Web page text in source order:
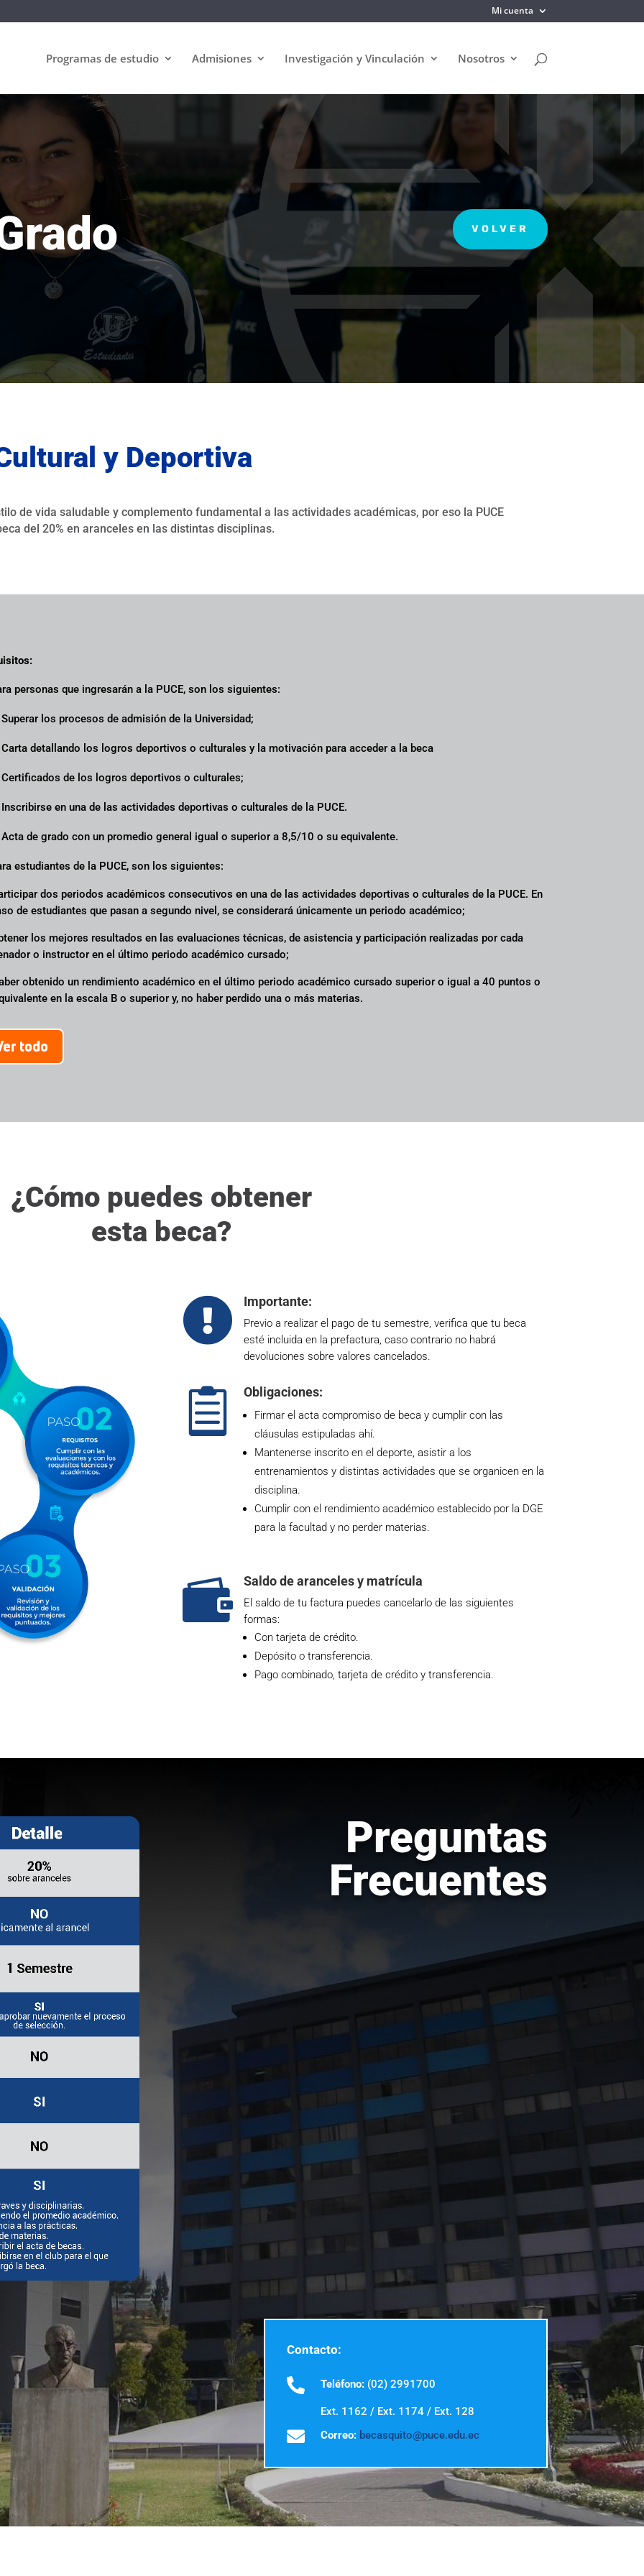
Mi cuenta
Programas de estudio Admisiones Investigación y Vinculación Nosotros
VOLVER
y Deportiva
de vida saludable y complemento fundamental a las actividades académicas, por eso la PUCE
del 20% en aranceles en las distintas disciplinas.
personas que ingresarán a la PUCE, son los siguientes:
los procesos de admisión de la Universidad;
detallando los logros deportivos o culturales y la motivación para acceder a la beca
de los logros deportivos o culturales;
en una de las actividades deportivas o culturales de la PUCE.
de grado con un promedio general igual o superior a 8,5/10 o su equivalente.
estudiantes de la PUCE, son los siguientes:
dos periodos académicos consecutivos en una de las actividades deportivas o culturales de la PUCE. En
de estudiantes que pasan a segundo nivel, se considerará únicamente un periodo académico;
los mejores resultados en las evaluaciones técnicas, de asistencia y participación realizadas por cada
o instructor en el último periodo académico cursado;
obtenido un rendimiento académico en el último periodo académico cursado superior o igual a 40 puntos o
en la escala B o superior y, no haber perdido una o más materias.
todo
¿Cómo puedes obtener
esta beca?
 Importante:
Previo a realizar el pago de tu semestre, verifica que tu beca
esté incluida en la prefactura, caso contrario no habrá
devoluciones sobre valores cancelados.
 Obligaciones:
Firmar el acta compromiso de beca y cumplir con las
cláusulas estipuladas ahí.
Mantenerse inscrito en el deporte, asistir a los
entrenamientos y distintas actividades que se organicen en la
disciplina.
Cumplir con el rendimiento académico establecido por la DGE
para la facultad y no perder materias.
 Saldo de aranceles y matrícula
El saldo de tu factura puedes cancelarlo de las siguientes
formas:
Con tarjeta de crédito.
Depósito o transferencia.
Pago combinado, tarjeta de crédito y transferencia.
Preguntas
Frecuentes
Contacto:
 Teléfono: (02) 2991700
Ext. 1162 / Ext. 1174 / Ext. 128
 Correo: becasquito@puce.edu.ec